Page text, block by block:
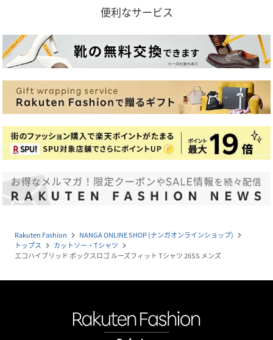
便利なサービス
Rakuten Fashion navigate_next NANGA ONLINE SHOP (ナンガオンラインショップ) navigate_next
トップス navigate_next カットソー・Tシャツ navigate_next
エコハイブリッド ボックスロゴ ルーズフィット Tシャツ 26SS メンズ